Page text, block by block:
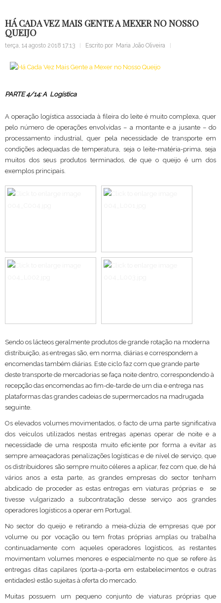
HÁ CADA VEZ MAIS GENTE A MEXER NO NOSSO
QUEIJO
terça, 14 agosto 2018 17:13 Escrito por Maria João Oliveira
PARTE 4/14: A Logística
A operação logística associada à fileira do leite é muito complexa, quer
pelo número de operações envolvidas – a montante e a jusante – do
processamento industrial, quer pela necessidade de transporte em
condições adequadas de temperatura, seja o leite-matéria-prima, seja
muitos dos seus produtos terminados, de que o queijo é um dos
exemplos principais.
Sendo os lácteos geralmente produtos de grande rotação na moderna
distribuição, as entregas são, em norma, diárias e correspondem a
encomendas também diárias. Este ciclo faz com que grande parte
deste transporte de mercadorias se faça noite dentro, correspondendo à
recepção das encomendas ao fim-de-tarde de um dia e entrega nas
plataformas das grandes cadeias de supermercados na madrugada
seguinte.
Os elevados volumes movimentados, o facto de uma parte significativa
dos veículos utilizados nestas entregas apenas operar de noite e a
necessidade de uma resposta muito eficiente por forma a evitar as
sempre ameaçadoras penalizações logísticas e de nível de serviço, que
os distribuidores são sempre muito céleres a aplicar, fez com que, de há
vários anos a esta parte, as grandes empresas do sector tenham
abdicado de proceder as estas entregas em viaturas próprias e se
tivesse vulgarizado a subcontratação desse serviço aos grandes
operadores logísticos a operar em Portugal.
No sector do queijo e retirando a meia-dúzia de empresas que por
volume ou por vocação ou tem frotas próprias amplas ou trabalha
continuadamente com aqueles operadores logísticos, as restantes
movimentam volumes menores e especialmente no que se refere às
entregas ditas capilares (porta-a-porta em estabelecimentos e outras
entidades) estão sujeitas à oferta do mercado.
Muitas possuem um pequeno conjunto de viaturas próprias que